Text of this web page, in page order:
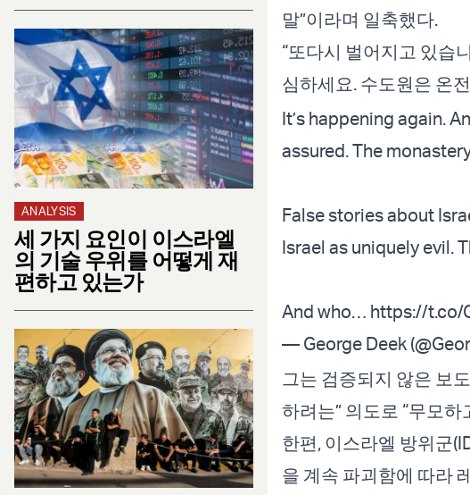
ANALYSIS
세 가지 요인이 이스라엘
의 기술 우위를 어떻게 재
편하고 있는가
말”이라며 일축했다.
“또다시 벌어지고 있습
심하세요. 수도원은 온
It’s happening again.
assured. The
False stories about
Israel as uniquely evil.
And who… https://t.co/
— George Deek
그는 검증되지 않은 보
하려는” 의도로 “무모
한편, 이스라엘 방위군
을 계속 파괴함에 따라